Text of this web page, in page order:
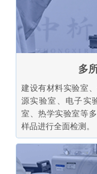
多
建设有材料实验室
源实验室、电子实
室、热学实验室等
样品进行全面检测。